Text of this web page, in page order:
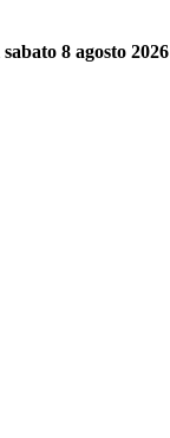
sabato 8 agosto 2026